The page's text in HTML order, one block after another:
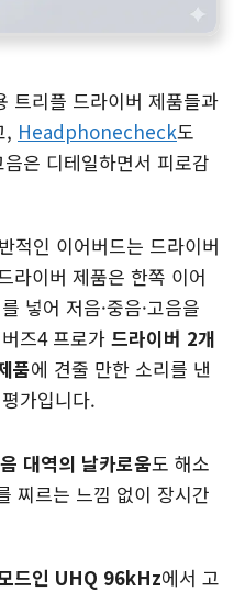
트리플 드라이버 제품들과
, Headphonecheck도
은 디테일하면서 피로감
적인 이어버드는 드라이버
라이버 제품은 한쪽 이어
를 넣어 저음·중음·고음을
즈4 프로가 드라이버 2개
품에 견줄 만한 소리를 낸
가입니다.
대역의 날카로움도 해소
찌르는 느낌 없이 장시간
드인 UHQ 96kHz에서 고